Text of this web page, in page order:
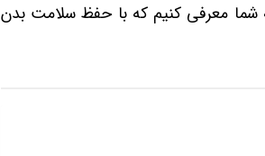
شما معرفی کنیم که با حفظ سلامت بدن